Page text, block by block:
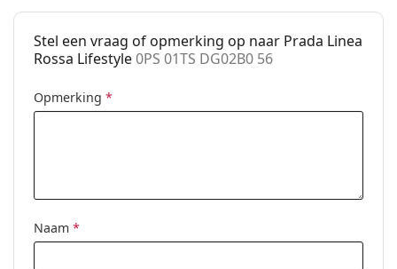
Stel een vraag of opmerking op naar Prada Linea
Rossa Lifestyle0PS 01TS DG02B0 56
Opmerking *
Naam *